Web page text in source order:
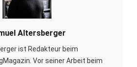
Altersberger
ist Redakteur beim
Vor seiner Arbeit beim